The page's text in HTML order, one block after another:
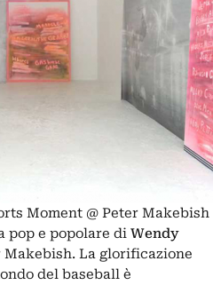
Moment @ Peter Makebish
pop e popolare di Wendy
Makebish. La glorificazione
del baseball è